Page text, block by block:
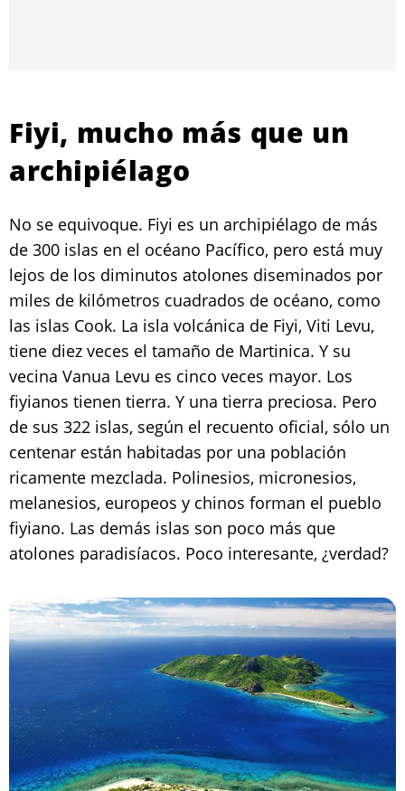
Fiyi, mucho más que un
archipiélago
No se equivoque. Fiyi es un archipiélago de más
de 300 islas en el océano Pacífico, pero está muy
lejos de los diminutos atolones diseminados por
miles de kilómetros cuadrados de océano, como
las islas Cook. La isla volcánica de Fiyi, Viti Levu,
tiene diez veces el tamaño de Martinica. Y su
vecina Vanua Levu es cinco veces mayor. Los
fiyianos tienen tierra. Y una tierra preciosa. Pero
de sus 322 islas, según el recuento oficial, sólo un
centenar están habitadas por una población
ricamente mezclada. Polinesios, micronesios,
melanesios, europeos y chinos forman el pueblo
fiyiano. Las demás islas son poco más que
atolones paradisíacos. Poco interesante, ¿verdad?